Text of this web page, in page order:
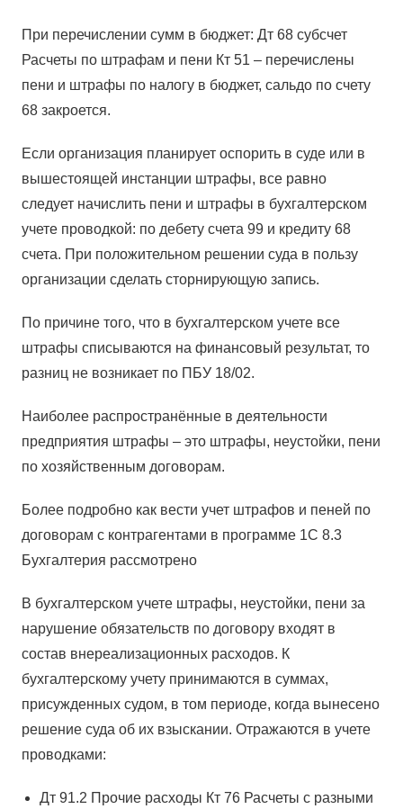
При перечислении сумм в бюджет: Дт 68 субсчет
Расчеты по штрафам и пени Кт 51 – перечислены
пени и штрафы по налогу в бюджет, сальдо по счету
68 закроется.
Если организация планирует оспорить в суде или в
вышестоящей инстанции штрафы, все равно
следует начислить пени и штрафы в бухгалтерском
учете проводкой: по дебету счета 99 и кредиту 68
счета. При положительном решении суда в пользу
организации сделать сторнирующую запись.
По причине того, что в бухгалтерском учете все
штрафы списываются на финансовый результат, то
разниц не возникает по ПБУ 18/02.
Наиболее распространённые в деятельности
предприятия штрафы – это штрафы, неустойки, пени
по хозяйственным договорам.
Более подробно как вести учет штрафов и пеней по
договорам с контрагентами в программе 1С 8.3
Бухгалтерия рассмотрено
В бухгалтерском учете штрафы, неустойки, пени за
нарушение обязательств по договору входят в
состав внереализационных расходов. К
бухгалтерскому учету принимаются в суммах,
присужденных судом, в том периоде, когда вынесено
решение суда об их взыскании. Отражаются в учете
проводками:
Дт 91.2 Прочие расходы Кт 76 Расчеты с разными